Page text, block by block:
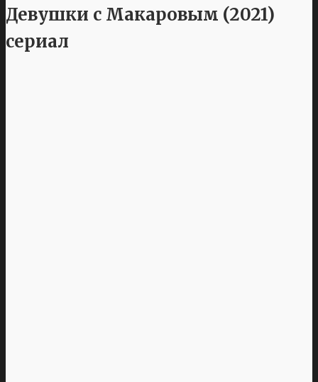
Девушки с Макаровым (2021)
сериал